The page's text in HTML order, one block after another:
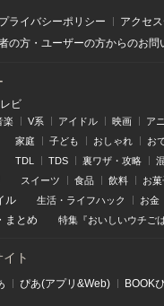
プライバシーポリシー アクセ
の方・ユーザーの方からのお問
ビ
楽 V系 アイドル 映画 ア
家庭 子ども おしゃれ お
TDL TDS 裏ワザ・攻略
スイーツ 食品 飲料 お菓
ル 生活・ライフハック お金
・ まとめ 特集『おいしいウチごは
ト
ぴあ(アプリ&Web) BOOK